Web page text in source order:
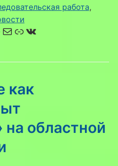
работа
Почта
Ссылка
ВКонтакте
как
областной